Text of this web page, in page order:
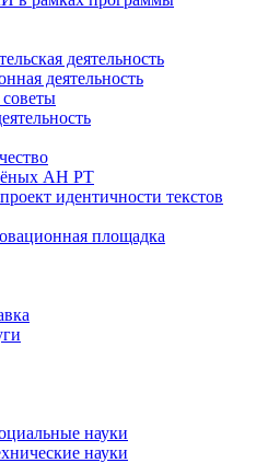
деятельность
деятельность
АН РТ
идентичности текстов
площадка
науки
науки